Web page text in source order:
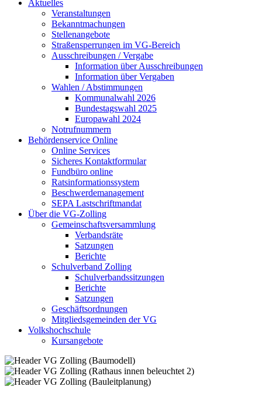
Aktuelles
Veranstaltungen
Bekanntmachungen
Stellenangebote
Straßensperrungen im VG-Bereich
Ausschreibungen / Vergabe
Information über Ausschreibungen
Information über Vergaben
Wahlen / Abstimmungen
Kommunalwahl 2026
Bundestagswahl 2025
Europawahl 2024
Notrufnummern
Behördenservice Online
Online Services
Sicheres Kontaktformular
Fundbüro online
Ratsinformationssystem
Beschwerdemanagement
SEPA Lastschriftmandat
Über die VG-Zolling
Gemeinschaftsversammlung
Verbandsräte
Satzungen
Berichte
Schulverband Zolling
Schulverbandssitzungen
Berichte
Satzungen
Geschäftsordnungen
Mitgliedsgemeinden der VG
Volkshochschule
Kursangebote